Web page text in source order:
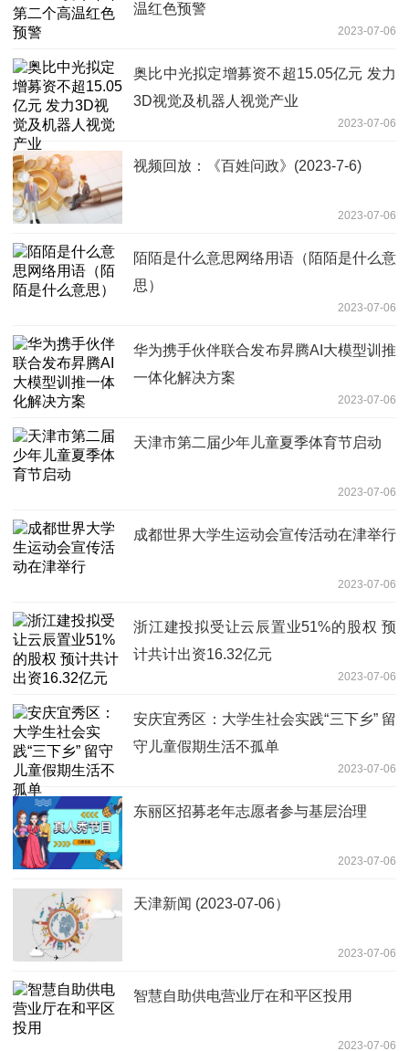
温红色预警
2023-07-06
奥比中光拟定增募资不超15.05亿元 发力
3D视觉及机器人视觉产业
2023-07-06
视频回放：《百姓问政》(2023-7-6)
2023-07-06
陌陌是什么意思网络用语（陌陌是什么意
思）
2023-07-06
华为携手伙伴联合发布昇腾AI大模型训推
一体化解决方案
2023-07-06
天津市第二届少年儿童夏季体育节启动
2023-07-06
成都世界大学生运动会宣传活动在津举行
2023-07-06
浙江建投拟受让云辰置业51%的股权 预
计共计出资16.32亿元
2023-07-06
安庆宜秀区：大学生社会实践“三下乡” 留
守儿童假期生活不孤单
2023-07-06
东丽区招募老年志愿者参与基层治理
2023-07-06
天津新闻 (2023-07-06）
2023-07-06
智慧自助供电营业厅在和平区投用
2023-07-06